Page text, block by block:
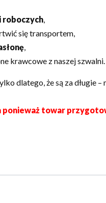
roboczych
się transportem,
krawcowe z naszej szwalni.
dlatego, że są za długie
towar